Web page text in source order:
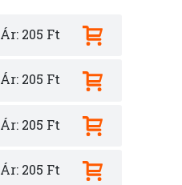
Ár: 205 Ft
Ár: 205 Ft
Ár: 205 Ft
Ár: 205 Ft